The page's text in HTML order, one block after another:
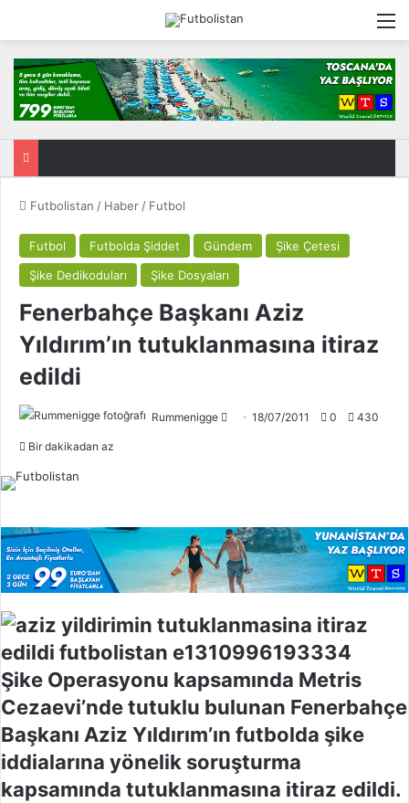
Futbolistan / Haber / Futbol
Futbol Futbolda Şiddet Gündem
Şike Çetesi
Şike Dedikoduları
Şike Dosyaları
Fenerbahçe Başkanı Aziz
Yıldırım’ın tutuklanmasına itiraz
edildi
Rummenigge
w
o
n
X
18/07/2011 0 430
Bir dakikadan az
Şike Operasyonu kapsamında Metris
Cezaevi’nde tutuklu bulunan Fenerbahçe
Başkanı Aziz Yıldırım’ın futbolda şike
iddialarına yönelik soruşturma
kapsamında tutuklanmasına itiraz edildi.